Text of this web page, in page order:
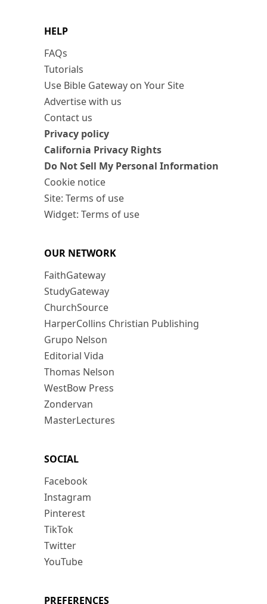
HELP
FAQs
Tutorials
Use Bible Gateway on Your Site
Advertise with us
Contact us
Privacy policy
California Privacy Rights
Do Not Sell My Personal Information
Cookie notice
Site: Terms of use
Widget: Terms of use
OUR NETWORK
FaithGateway
StudyGateway
ChurchSource
HarperCollins Christian Publishing
Grupo Nelson
Editorial Vida
Thomas Nelson
WestBow Press
Zondervan
MasterLectures
SOCIAL
Facebook
Instagram
Pinterest
TikTok
Twitter
YouTube
PREFERENCES